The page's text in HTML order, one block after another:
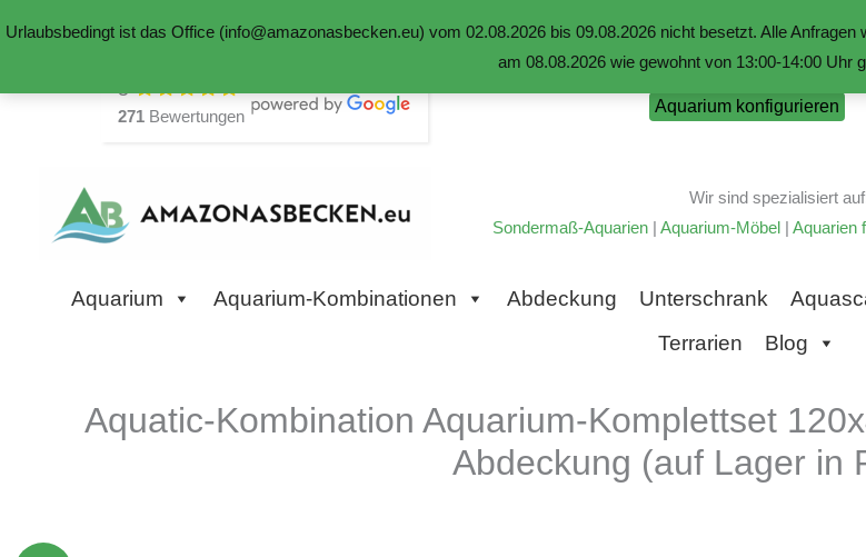
Urlaubsbedingt ist das Office (info@amazonasbecken.eu) vom 02.08.2026 bis 09.08.2026 nicht besetzt. Alle
am 08.08.2026 wie gewohnt von 13:00-14:00 Uhr
5
271 Bewertungen
Aquarium konfigurieren
Wir sind spezialisiert
Sondermaß-Aquarien | Aquarium-Möbel | Aquarien
Aquarium Aquarium-Kombinationen Abdeckung Unterschrank
Terrarien
Blog
Aquatic-Kombination Aquarium-Komplettset
Abdeckung (auf Lager in